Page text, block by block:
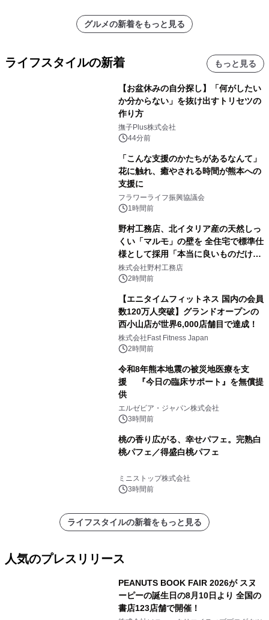
グルメの新着をもっと見る
ライフスタイルの新着 もっと見る
【お盆休みの自分探し】「何がしたい
か分からない」を抜け出すトリセツの
作り方
撫子Plus株式会社
44分前
「こんな支援のかたちがあるなんて」
花に触れ、癒やされる時間が熊本への
支援に
フラワーライフ振興協議会
1時間前
野村工務店、北イタリア産の天然しっ
くい「マルモ」の壁を 全住宅で標準仕
様として採用「本当に良いものだけに
こだわる」
株式会社野村工務店
2時間前
【エニタイムフィットネス 国内の会員
数120万人突破】グランドオープンの
西小山店が世界6,000店舗目で達成！
株式会社Fast Fitness Japan
2時間前
令和8年熊本地震の被災地医療を支
援 『今日の臨床サポート』を無償提
供
エルゼビア・ジャパン株式会社
3時間前
桃の香り広がる、幸せパフェ。完熟白
桃パフェ／得盛白桃パフェ
ミニストップ株式会社
3時間前
ライフスタイルの新着をもっと見る
人気のプレスリリース
PEANUTS BOOK FAIR 2026が スヌ
ーピーの誕生日の8月10日より 全国の
書店123店舗で開催！